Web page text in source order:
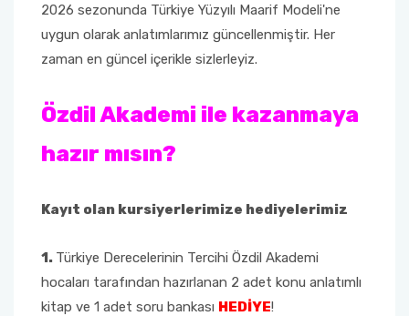
2026 sezonunda Türkiye Yüzyılı Maarif Modeli'ne
uygun olarak anlatımlarımız güncellenmiştir. Her
zaman en güncel içerikle sizlerleyiz.
Özdil Akademi ile kazanmaya
hazır mısın?
Kayıt olan kursiyerlerimize hediyelerimiz
1. Türkiye Derecelerinin Tercihi Özdil Akademi
hocaları tarafından hazırlanan 2 adet konu anlatımlı
kitap ve 1 adet soru bankası HEDİYE!